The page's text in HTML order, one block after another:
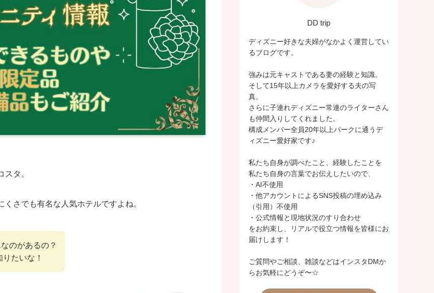
タ。
さでも有名な人気ホテルですよね。
のがあるの？
りたいな！
DD trip
ディズニー好きな夫婦がなかよく運営してい
るブログです。
強みは元キャストである妻の経験と知識。
そして15年以上カメラを愛好する夫の写
真。
さらに子連れディズニー常連のライターさん
も仲間入りしてくれました。
構成メンバー全員20年以上パークに通うデ
ィズニー愛好家です♪
私たち自身が調べたこと、経験したことを
私たち自身の言葉でお伝えしたいので、
・AI不使用
・他アカウントによるSNS投稿の埋め込み
（引用）不使用
・公式情報と現地状況のすり合わせ
をお約束し、リアルで役立つ情報を皆様にお
届けします！
ご質問やご相談、雑談などはインスタDMか
らお気軽にどうぞ〜☆